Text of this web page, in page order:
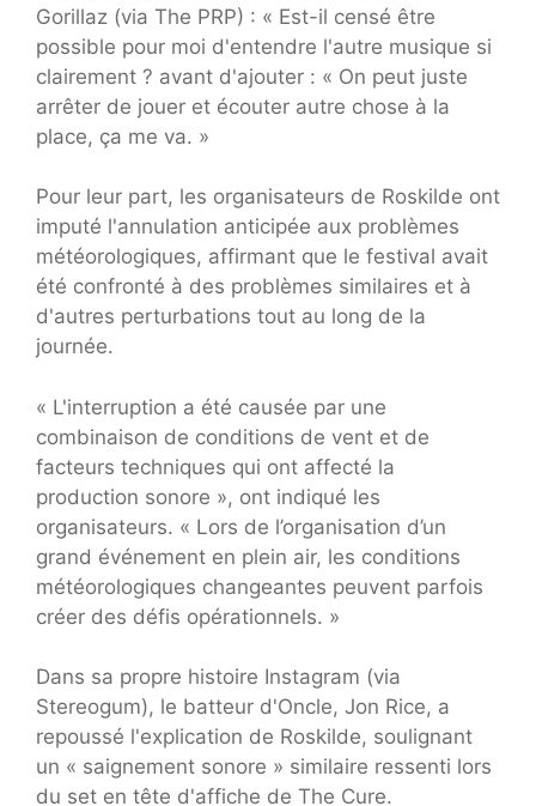
Gorillaz (via The PRP) : « Est-il censé être
possible pour moi d'entendre l'autre musique si
clairement ? avant d'ajouter : « On peut juste
arrêter de jouer et écouter autre chose à la
place, ça me va. »
Pour leur part, les organisateurs de Roskilde ont
imputé l'annulation anticipée aux problèmes
météorologiques, affirmant que le festival avait
été confronté à des problèmes similaires et à
d'autres perturbations tout au long de la
journée.
« L'interruption a été causée par une
combinaison de conditions de vent et de
facteurs techniques qui ont affecté la
production sonore », ont indiqué les
organisateurs. « Lors de l’organisation d’un
grand événement en plein air, les conditions
météorologiques changeantes peuvent parfois
créer des défis opérationnels. »
Dans sa propre histoire Instagram (via
Stereogum), le batteur d'Oncle, Jon Rice, a
repoussé l'explication de Roskilde, soulignant
un « saignement sonore » similaire ressenti lors
du set en tête d'affiche de The Cure.